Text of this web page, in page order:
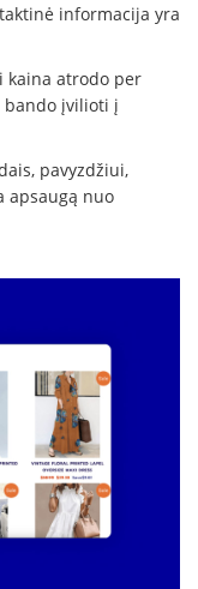
informacija yra
kaina atrodo per
bando įvilioti į
pavyzdžiui,
apsaugą nuo